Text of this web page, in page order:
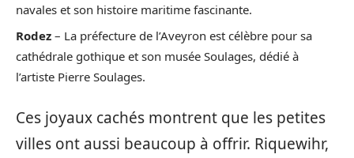
navales et son histoire maritime fascinante.
Rodez – La préfecture de l’Aveyron est célèbre pour sa
cathédrale gothique et son musée Soulages, dédié à
l’artiste Pierre Soulages.
Ces joyaux cachés montrent que les petites
villes ont aussi beaucoup à offrir. Riquewihr,